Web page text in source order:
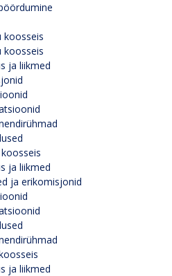
koosseis
koosseis
ja liikmed
ja liikmed
ja erikomisjonid
ja liikmed